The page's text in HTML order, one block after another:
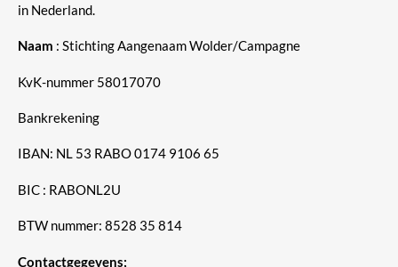
in Nederland.
Naam : Stichting Aangenaam Wolder/Campagne
KvK-nummer 58017070
Bankrekening
IBAN: NL 53 RABO 0174 9106 65
BIC : RABONL2U
BTW nummer: 8528 35 814
Contactgegevens;